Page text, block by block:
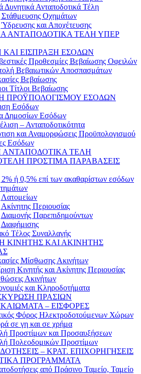
Δυνητικά Ανταποδοτικά Τέλη
Στάθμευσης Οχημάτων
Ύδρευσης και Αποχέτευσης
ΑΝΤΑΠΟΔΟΤΙΚΑ ΤΕΛΗ ΥΠΕΡ
ΚΑΙ ΕΙΣΠΡΑΞΗ ΕΣΟΔΩΝ
Προθεσμίες Βεβαίωσης Οφειλών
Βεβαιωτικών Αποσπασμάτων
Βεβαίωσης
Τίτλοι Βεβαίωσης
ΠΡΟΫΠΟΛΟΓΙΣΜΟΥ ΕΣΟΔΩΝ
Εσόδων
Δημοσίων Εσόδων
– Ανταποδοτικότητα
και Αναμορφώσεις Προϋπολογισμού
Εσόδων
ΑΝΤΑΠΟΔΟΤΙΚΑ ΤΕΛΗ
ΠΡΟΣΤΙΜΑ ΠΑΡΑΒΑΣΕΙΣ
2% ή 0,5% επί των ακαθαρίστων εσόδων
Λατομείων
Περιουσίας
Διαμονής Παρεπιδημούντων
Τέλος Συναλλαγής
ΚΙΝΗΤΗΣ ΚΑΙ ΑΚΙΝΗΤΗΣ
Μίσθωσης Ακινήτων
Κινητής και Ακίνητης Περιουσίας
Ακινήτων
και Κληροδοτήματα
ΠΡΑΣΙΩΝ
– ΕΙΣΦΟΡΕΣ
Φόρος Ηλεκτροδοτούμενων Χώρων
σε γη και σε χρήμα
Προστίμων και Προσαυξήσεων
Πολεοδομικών Προστίμων
– ΚΡΑΤ. ΕΠΙΧΟΡΗΓΗΣΕΙΣ
ΠΡΟΓΡΑΜΜΑΤΑ
από Πράσινο Ταμείο, Ταμείο